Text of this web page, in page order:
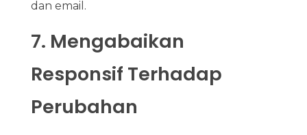
dan email.
7. Mengabaikan
Responsif Terhadap
Perubahan